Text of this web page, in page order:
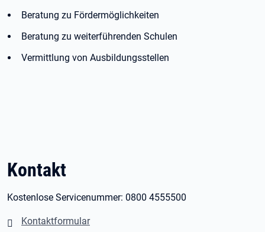
Beratung zu Fördermöglichkeiten
Beratung zu weiterführenden Schulen
Vermittlung von Ausbildungsstellen
Kontakt
Kostenlose Servicenummer: 0800 4555500
Kontaktformular